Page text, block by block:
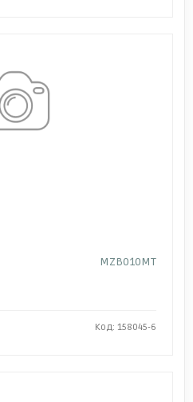
MZB010MT
Код: 158045-6